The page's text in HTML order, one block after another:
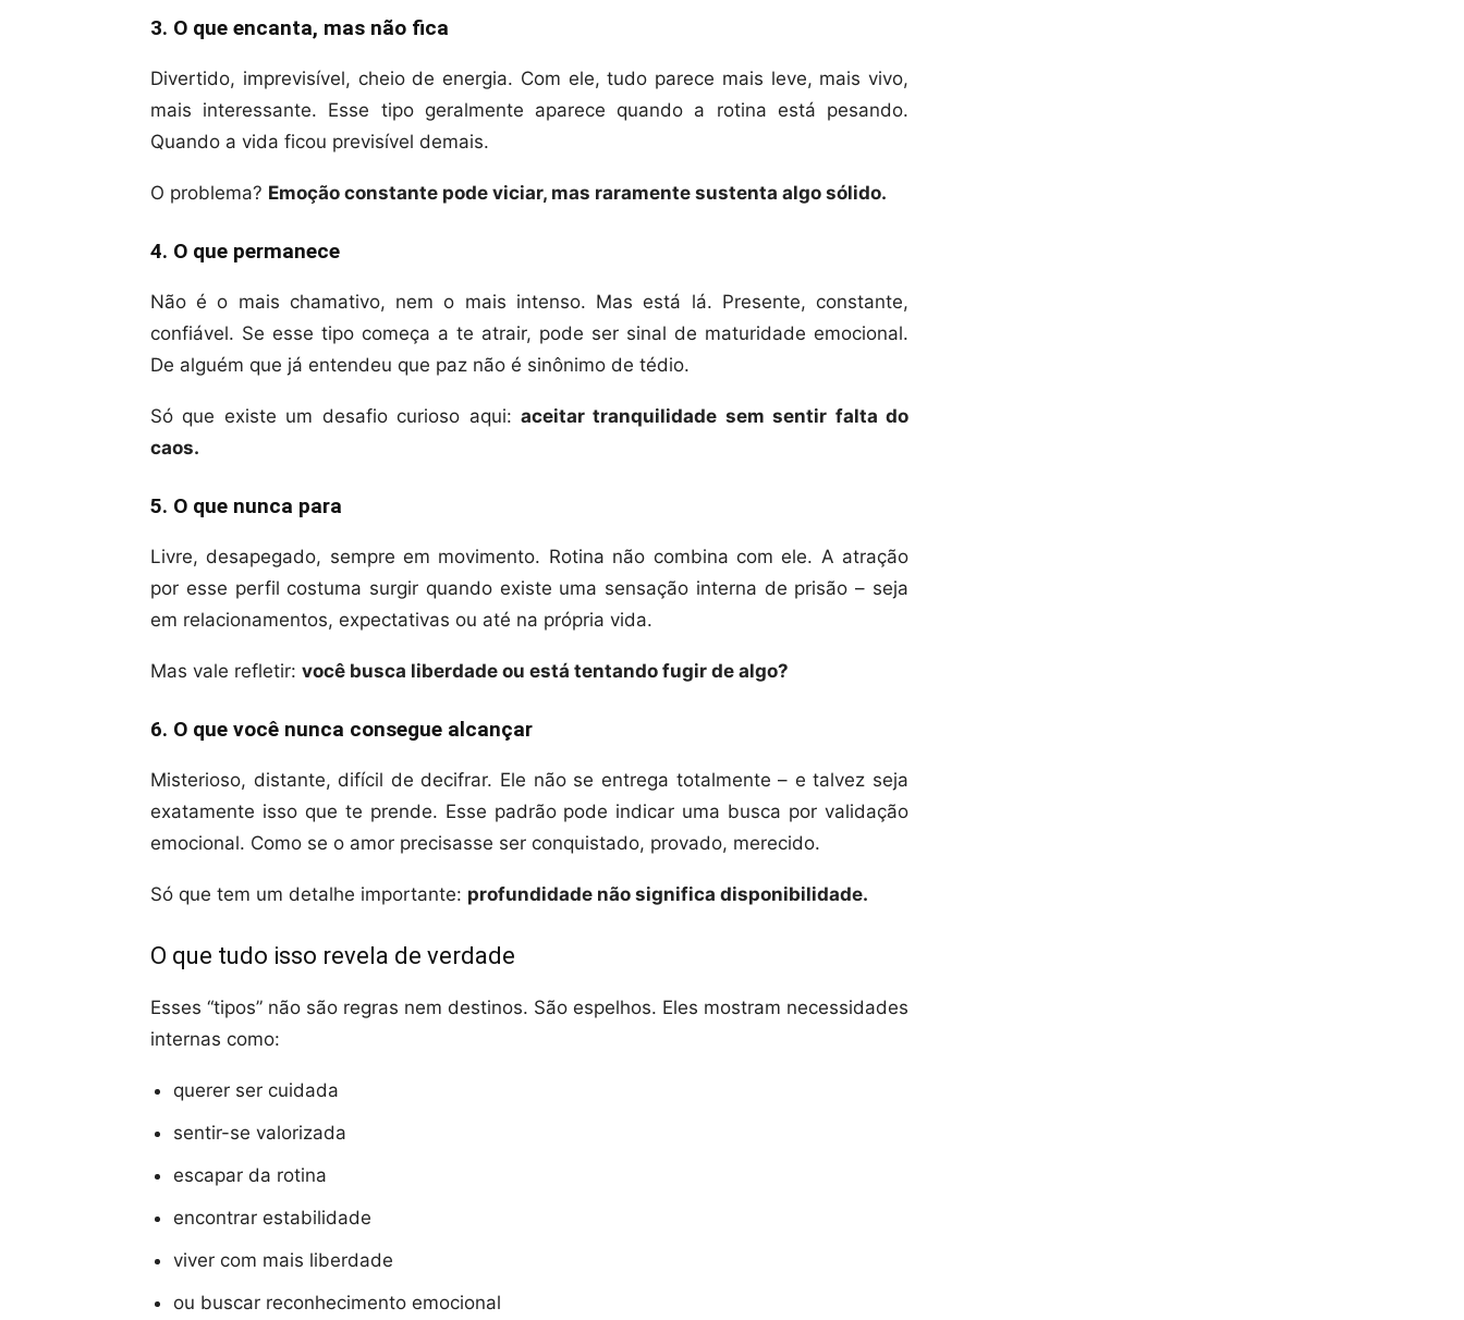
3. O que encanta, mas não fica
Divertido, imprevisível, cheio de energia. Com ele, tudo parece mais leve, mais vivo,
mais interessante. Esse tipo geralmente aparece quando a rotina está pesando.
Quando a vida ficou previsível demais.
O problema? Emoção constante pode viciar, mas raramente sustenta algo sólido.
4. O que permanece
Não é o mais chamativo, nem o mais intenso. Mas está lá. Presente, constante,
confiável. Se esse tipo começa a te atrair, pode ser sinal de maturidade emocional.
De alguém que já entendeu que paz não é sinônimo de tédio.
Só que existe um desafio curioso aqui: aceitar tranquilidade sem sentir falta do
caos.
5. O que nunca para
Livre, desapegado, sempre em movimento. Rotina não combina com ele. A atração
por esse perfil costuma surgir quando existe uma sensação interna de prisão – seja
em relacionamentos, expectativas ou até na própria vida.
Mas vale refletir: você busca liberdade ou está tentando fugir de algo?
6. O que você nunca consegue alcançar
Misterioso, distante, difícil de decifrar. Ele não se entrega totalmente – e talvez seja
exatamente isso que te prende. Esse padrão pode indicar uma busca por validação
emocional. Como se o amor precisasse ser conquistado, provado, merecido.
Só que tem um detalhe importante: profundidade não significa disponibilidade.
O que tudo isso revela de verdade
Esses “tipos” não são regras nem destinos. São espelhos. Eles mostram necessidades
internas como:
querer ser cuidada
sentir-se valorizada
escapar da rotina
encontrar estabilidade
viver com mais liberdade
ou buscar reconhecimento emocional